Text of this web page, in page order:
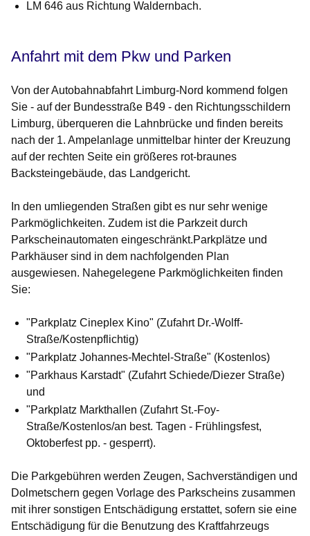
LM 646 aus Richtung Waldernbach.
Anfahrt mit dem Pkw und Parken
Von der Autobahnabfahrt Limburg-Nord kommend folgen
Sie - auf der Bundesstraße B49 - den Richtungsschildern
Limburg, überqueren die Lahnbrücke und finden bereits
nach der 1. Ampelanlage unmittelbar hinter der Kreuzung
auf der rechten Seite ein größeres rot-braunes
Backsteingebäude, das Landgericht.
In den umliegenden Straßen gibt es nur sehr wenige
Parkmöglichkeiten. Zudem ist die Parkzeit durch
Parkscheinautomaten eingeschränkt.Parkplätze und
Parkhäuser sind in dem nachfolgenden Plan
ausgewiesen. Nahegelegene Parkmöglichkeiten finden
Sie:
"Parkplatz Cineplex Kino" (Zufahrt Dr.-Wolff-
Straße/Kostenpflichtig)
"Parkplatz Johannes-Mechtel-Straße" (Kostenlos)
"Parkhaus Karstadt" (Zufahrt Schiede/Diezer Straße)
und
"Parkplatz Markthallen (Zufahrt St.-Foy-
Straße/Kostenlos/an best. Tagen - Frühlingsfest,
Oktoberfest pp. - gesperrt).
Die Parkgebühren werden Zeugen, Sachverständigen und
Dolmetschern gegen Vorlage des Parkscheins zusammen
mit ihrer sonstigen Entschädigung erstattet, sofern sie eine
Entschädigung für die Benutzung des Kraftfahrzeugs